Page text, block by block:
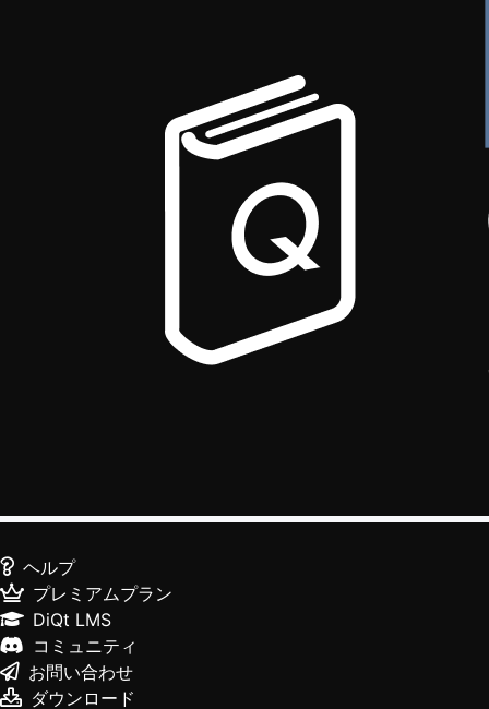
ヘルプ
プレミアムプラン
DiQt LMS
コミュニティ
お問い合わせ
ダウンロード